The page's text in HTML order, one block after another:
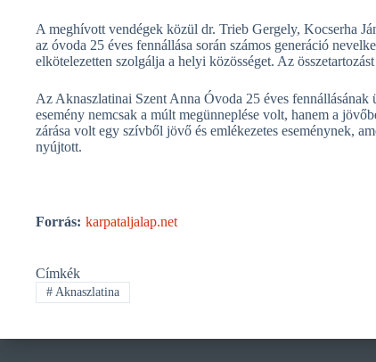
A meghívott vendégek közül dr. Trieb Gergely, Kocserha
az óvoda 25 éves fennállása során számos generáció
elkötelezetten szolgálja a helyi közösséget. Az
Az Aknaszlatinai Szent Anna Óvoda 25 éves
esemény nemcsak a múlt megünneplése volt, hanem a
zárása volt egy szívből jövő és emlékezetes eseménynek,
nyújtott.
Forrás: karpataljalap.net
Címkék
#Aknaszlatina